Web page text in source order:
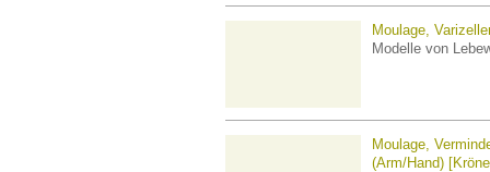
Moulage,
Modelle von
Moulage,
(Arm/Hand)